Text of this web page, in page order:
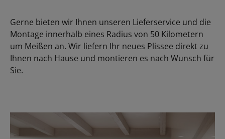
Gerne bieten wir Ihnen unseren Lieferservice und die
Montage innerhalb eines Radius von 50 Kilometern
um Meißen an. Wir liefern Ihr neues Plissee direkt zu
Ihnen nach Hause und montieren es nach Wunsch für
Sie.